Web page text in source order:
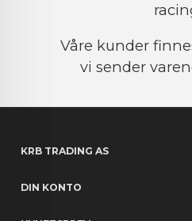
Våre kunder
vi sender
KRB TRADING AS
DIN KONTO